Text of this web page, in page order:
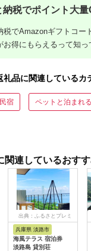
税でポイント大量
税でAmazonギフトコー
お得にもらえるって知っ
品に関連しているカ
宿 ペットと泊まれ
関連しているおす
出典：ふるさとプレミ
兵庫県 淡路市
海風テラス 宿泊券
淡路島 貸別荘